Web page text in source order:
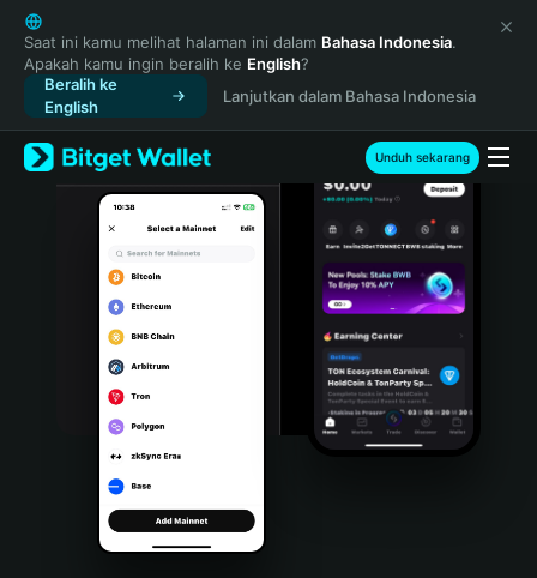
English
日本語
Tiếng Việt
Русский
Español (Latinoamérica)
Türkçe
Italiano
Português (Portugal)
Bahasa Indonesia
Português (Brasil)
Español (Argentina)
Saat ini kamu melihat halaman ini dalam Bahasa Indonesia.
Apakah kamu ingin beralih ke English?
Beralih ke
English
Lanjutkan dalam Bahasa Indonesia
Unduh sekarang